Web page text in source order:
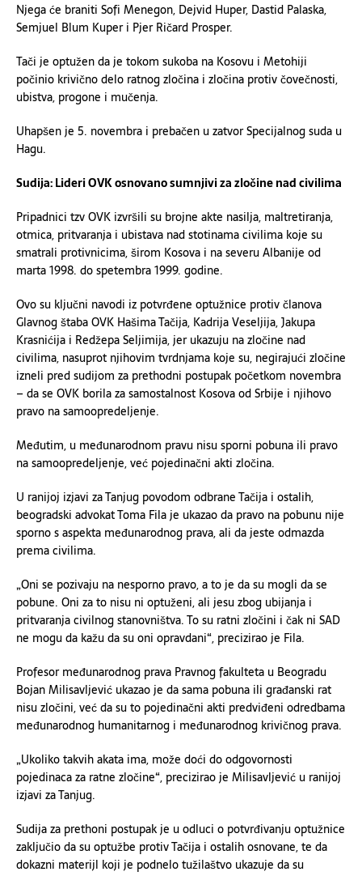
Njega će braniti Sofi Menegon, Dejvid Huper, Dastid Palaska,
Semjuel Blum Kuper i Pjer Ričard Prosper.
Tači je optužen da je tokom sukoba na Kosovu i Metohiji
počinio krivično delo ratnog zločina i zločina protiv čovečnosti,
ubistva, progone i mučenja.
Uhapšen je 5. novembra i prebačen u zatvor Specijalnog suda u
Hagu.
Sudija: Lideri OVK osnovano sumnjivi za zločine nad civilima
Pripadnici tzv OVK izvršili su brojne akte nasilja, maltretiranja,
otmica, pritvaranja i ubistava nad stotinama civilima koje su
smatrali protivnicima, širom Kosova i na severu Albanije od
marta 1998. do spetembra 1999. godine.
Ovo su ključni navodi iz potvrđene optužnice protiv članova
Glavnog štaba OVK Hašima Tačija, Kadrija Veseljija, Jakupa
Krasnićija i Redžepa Seljimija, jer ukazuju na zločine nad
civilima, nasuprot njihovim tvrdnjama koje su, negirajući zločine
izneli pred sudijom za prethodni postupak početkom novembra
– da se OVK borila za samostalnost Kosova od Srbije i njihovo
pravo na samoopredeljenje.
Međutim, u međunarodnom pravu nisu sporni pobuna ili pravo
na samoopredeljenje, već pojedinačni akti zločina.
U ranijoj izjavi za Tanjug povodom odbrane Tačija i ostalih,
beogradski advokat Toma Fila je ukazao da pravo na pobunu nije
sporno s aspekta međunarodnog prava, ali da jeste odmazda
prema civilima.
„Oni se pozivaju na nesporno pravo, a to je da su mogli da se
pobune. Oni za to nisu ni optuženi, ali jesu zbog ubijanja i
pritvaranja civilnog stanovništva. To su ratni zločini i čak ni SAD
ne mogu da kažu da su oni opravdani“, precizirao je Fila.
Profesor međunarodnog prava Pravnog fakulteta u Beogradu
Bojan Milisavljević ukazao je da sama pobuna ili građanski rat
nisu zločini, već da su to pojedinačni akti predviđeni odredbama
međunarodnog humanitarnog i međunarodnog krivičnog prava.
„Ukoliko takvih akata ima, može doći do odgovornosti
pojedinaca za ratne zločine“, precizirao je Milisavljević u ranijoj
izjavi za Tanjug.
Sudija za prethoni postupak je u odluci o potvrđivanju optužnice
zaključio da su optužbe protiv Tačija i ostalih osnovane, te da
dokazni materijl koji je podnelo tužilaštvo ukazuje da su